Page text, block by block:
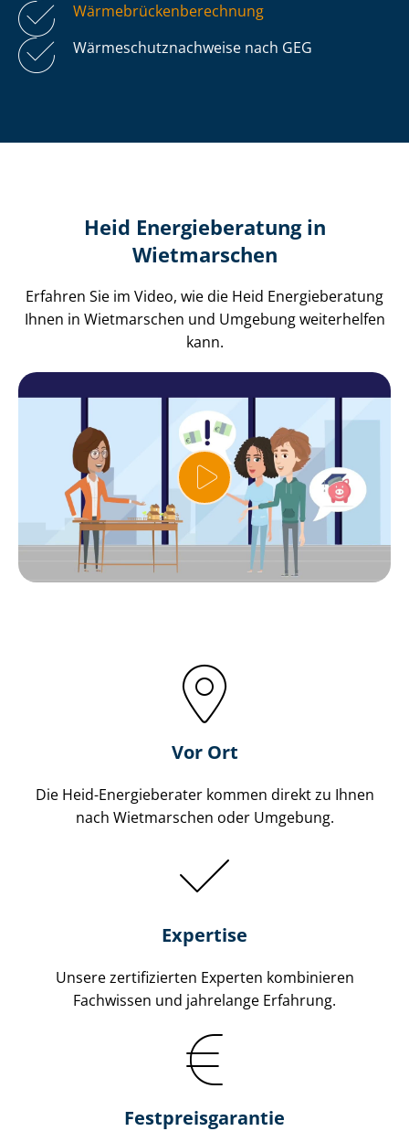
Wär­me­brü­cken­be­rech­nung
Wär­me­schutz­nach­wei­se nach GEG
Heid Energieberatung in
Wietmarschen
Erfahren Sie im Video, wie die Heid Energieberatung
Ihnen in Wietmarschen und Umgebung weiterhelfen
kann.
Vor Ort
Die Heid-Energieberater kommen direkt zu Ihnen
nach Wietmarschen oder Umgebung.
Expertise
Unsere zertifizierten Experten kombinieren
Fachwissen und jahrelange Erfahrung.
Fest­preis­ga­ran­tie